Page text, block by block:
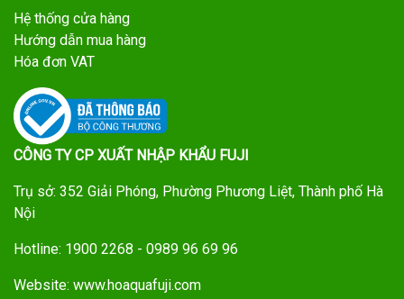
Hệ thống cửa hàng
Hướng dẫn mua hàng
Hóa đơn VAT
CÔNG TY CP XUẤT NHẬP KHẨU FUJI
Trụ sở: 352 Giải Phóng, Phường Phương Liệt, Thành phố Hà
Nội
Hotline: 1900 2268 - 0989 96 69 96
Website: www.hoaquafuji.com